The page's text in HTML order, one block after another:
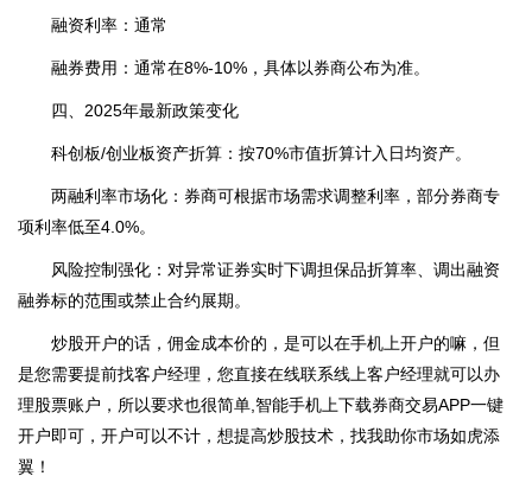
融资利率：通常
融券费用：通常在8%-10%，具体以券商公布为准。
四、2025年最新政策变化
科创板/创业板资产折算：按70%市值折算计入日均资产。
两融利率市场化：券商可根据市场需求调整利率，部分券商专
项利率低至4.0%。
风险控制强化：对异常证券实时下调担保品折算率、调出融资
融券标的范围或禁止合约展期。
炒股开户的话，佣金成本价的，是可以在手机上开户的嘛，但
是您需要提前找客户经理，您直接在线联系线上客户经理就可以办
理股票账户，所以要求也很简单,智能手机上下载券商交易APP一键
开户即可，开户可以不计，想提高炒股技术，找我助你市场如虎添
翼！